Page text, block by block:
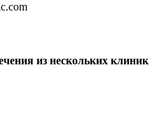
из нескольких клиник